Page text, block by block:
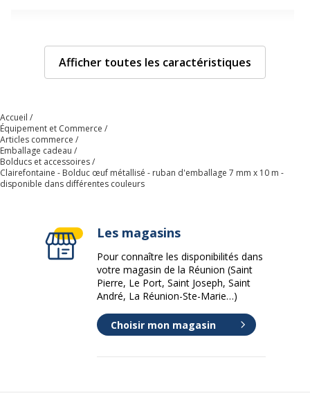
Disponible en différents coloris
Taille du produit
Caractéristiques générales
Caractéristiques générales
Quantité incluse
Ruban d'emballage cadeau
Données d'identification
Données d'identification
Code barre maitre 3065502113273
Marque Clairefontaine
Afficher toutes les caractéristiques
Accueil
Équipement et Commerce
Articles commerce
Emballage cadeau
Bolducs et accessoires
Clairefontaine - Bolduc œuf métallisé - ruban d'emballage 7 mm x 10 m -
disponible dans différentes couleurs
Les magasins
Pour connaître les disponibilités dans
votre magasin de la Réunion (Saint
Pierre, Le Port, Saint Joseph, Saint
André, La Réunion-Ste-Marie…)
Choisir mon magasin